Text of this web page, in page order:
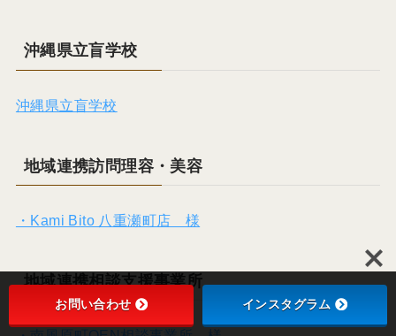
沖縄県立盲学校
沖縄県立盲学校
地域連携訪問理容・美容
・Kami Bito 八重瀬町店 様
地域連携相談支援事業所
お問い合わせ インスタグラム